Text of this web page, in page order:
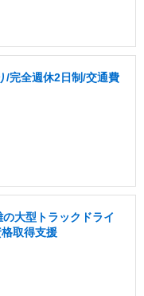
/完全週休2日制/交通費
大型トラックドライ
取得支援